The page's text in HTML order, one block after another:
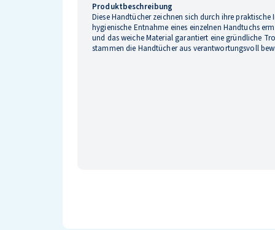
Produktbeschreibung
Diese Handtücher zeichnen sich durch ihre
hygienische Entnahme eines einzelnen Handtuchs
und das weiche Material garantiert eine gründliche
stammen die Handtücher aus verantwortungsvoll